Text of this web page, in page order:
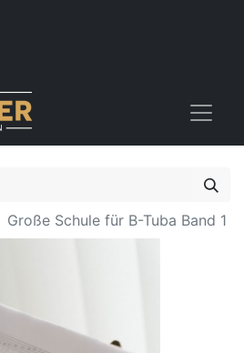
Große Schule für B-Tuba Band 1